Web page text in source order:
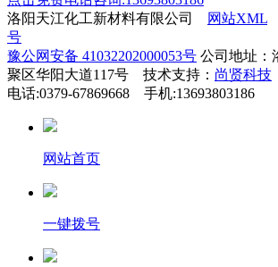
洛阳天江化工新材料有限公司
网站XML
号
豫公网安备 41032202000053号 公司地址：
聚区华阳大道117号 技术支持： 尚贤科技
电话:0379-67869668 手机:13693803186
网站首页
一键拨号